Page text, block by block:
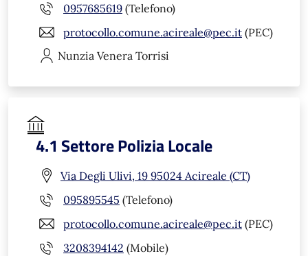
0957685619 (Telefono)
protocollo.comune.acireale@pec.it (PEC)
Nunzia Venera Torrisi
4.1 Settore Polizia Locale
Via Degli Ulivi, 19 95024 Acireale (CT)
095895545 (Telefono)
protocollo.comune.acireale@pec.it (PEC)
3208394142 (Mobile)